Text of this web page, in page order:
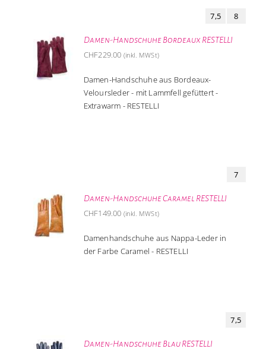
Damen-Handschuhe Bordeaux RESTELLI
7,5 8
CHF229.00 (inkl. MWSt)
Damen-Handschuhe aus Bordeaux-
Veloursleder - mit Lammfell gefüttert -
Extrawarm - RESTELLI
Damen-Handschuhe Caramel RESTELLI
7
CHF149.00 (inkl. MWSt)
Damenhandschuhe aus Nappa-Leder in
der Farbe Caramel - RESTELLI
Damen-Handschuhe Blau RESTELLI
7,5